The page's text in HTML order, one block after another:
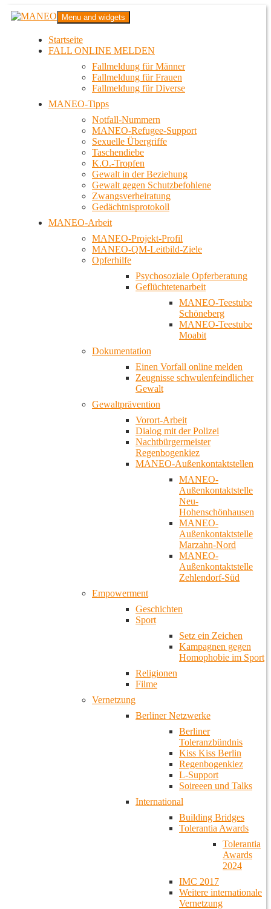
Zum
InhaltMANEO
Das schwule Anti-Gewalt-Projekt in Berlin
Menu and widgets
Startseite
FALL ONLINE MELDEN
Fallmeldung für Männer
Fallmeldung für Frauen
Fallmeldung für Diverse
MANEO-Tipps
Notfall-Nummern
MANEO-Refugee-Support
Sexuelle Übergriffe
Taschendiebe
K.O.-Tropfen
Gewalt in der Beziehung
Gewalt gegen Schutzbefohlene
Zwangsverheiratung
Gedächtnisprotokoll
MANEO-Arbeit
MANEO-Projekt-Profil
MANEO-QM-Leitbild-Ziele
Opferhilfe
Psychosoziale Opferberatung
Geflüchtetenarbeit
MANEO-Teestube
Schöneberg
MANEO-Teestube
Moabit
Dokumentation
Einen Vorfall online melden
Zeugnisse schwulenfeindlicher
Gewalt
Gewaltprävention
Vorort-Arbeit
Dialog mit der Polizei
Nachtbürgermeister
Regenbogenkiez
MANEO-Außenkontaktstellen
MANEO-
Außenkontaktstelle
Neu-
Hohenschönhausen
MANEO-
Außenkontaktstelle
Marzahn-Nord
MANEO-
Außenkontaktstelle
Zehlendorf-Süd
Empowerment
Geschichten
Sport
Setz ein Zeichen
Kampagnen gegen
Homophobie im Sport
Religionen
Filme
Vernetzung
Berliner Netzwerke
Berliner
Toleranzbündnis
Kiss Kiss Berlin
Regenbogenkiez
L-Support
Soireeen und Talks
International
Building Bridges
Tolerantia Awards
Tolerantia
Awards
2024
IMC 2017
Weitere internationale
Vernetzung